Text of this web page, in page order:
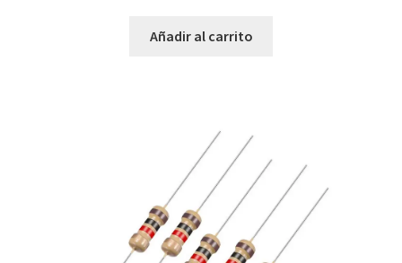
Añadir al carrito